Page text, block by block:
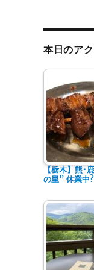
乃出屋”★★★★” の
本日のア
【栃木】熊･
の里” 休業中?